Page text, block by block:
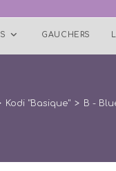
GAUCHERS
Kodi "Basique" > B -